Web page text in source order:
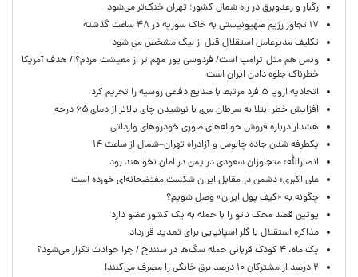
رگبار و رعدوبرق در راه شمال کشور؛ تهران خنک‌تر می‌شود
۱۷ تجاوز رژیم صهیونیستی به خاک سوریه در ۴۸ ساعت گذشته
تکلیف مدیرعامل استقلال قبل از لیگ مشخص می شود
ونس هم مثل ترامپ است/ فردوسی پور مهم تر از معیشت مردم؟!/ هدف آمریکا
خطرناک جلوه دادن ایران است
اتحادیه اروپا ۵ فرد مرتبط با صنایع دفاعی روسیه را تحریم کرد
افزایش خطر ابتلا به سرطان مری با نوشیدن چای بالاتر از دمای ۶۵ درجه
هشدار درباره فروش حواله‌های صوری خودروهای وارداتی
یکطرفه شدن جاده چالوس و آزادراه تهران–شمال از ساعت ۱۴
انصارالله: متجاوزان سعودی در یمن در امان نخواهند بود
علی اکبری: دشمن در مقابل ایران شکست مفتضحانه‌ای خورده است
چگونه به «کیف پول ایران» وصل شویم؟
پوتین قصد محک ناتو را با حمله به یک کشور عضو دارد
مذاکره استقلال با گلر اسپانیایی برای تمدید قرارداد
یک ماه، ۴ کودک قربانی حمله سگ‌ها در سنندج / چرا حوادث تکرار می‌شود؟
۲ درصد از مشترکان ۱۰ درصد برق خانگی را مصرف می‌کنند!